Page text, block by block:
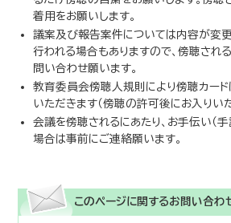
着用をお願いします。
議案及び報告案件については内容が変更
行われる場合もありますので、傍聴され
問い合わせ願います。
教育委員会傍聴人規則により傍聴カード
いただきます（傍聴の許可後にお入りいた
会議を傍聴されるにあたり、お手伝い（
場合は事前にご連絡願います。
このページに関するお問い合わ